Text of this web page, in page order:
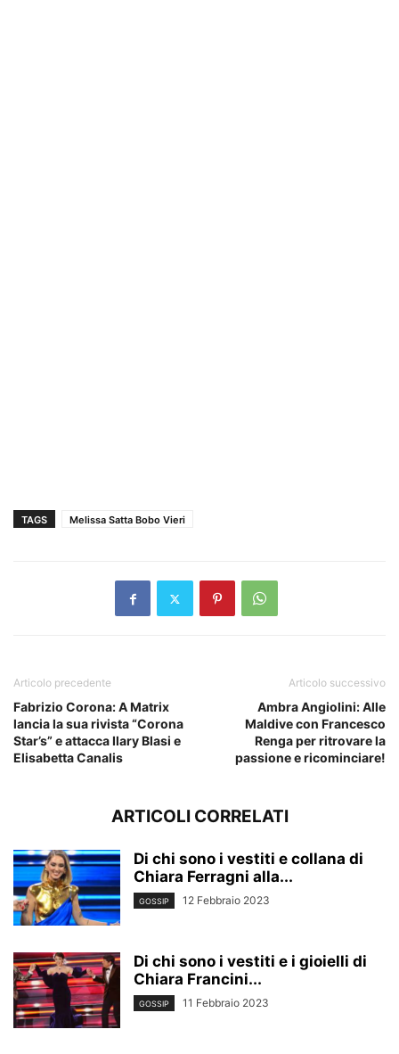
TAGS Melissa Satta Bobo Vieri
Articolo precedente
Fabrizio Corona: A Matrix
lancia la sua rivista “Corona
Star’s” e attacca Ilary Blasi e
Elisabetta Canalis
Articolo successivo
Ambra Angiolini: Alle
Maldive con Francesco
Renga per ritrovare la
passione e ricominciare!
ARTICOLI CORRELATI
Di chi sono i vestiti e collana di
Chiara Ferragni alla...
GOSSIP 12 Febbraio 2023
Di chi sono i vestiti e i gioielli di
Chiara Francini...
GOSSIP 11 Febbraio 2023